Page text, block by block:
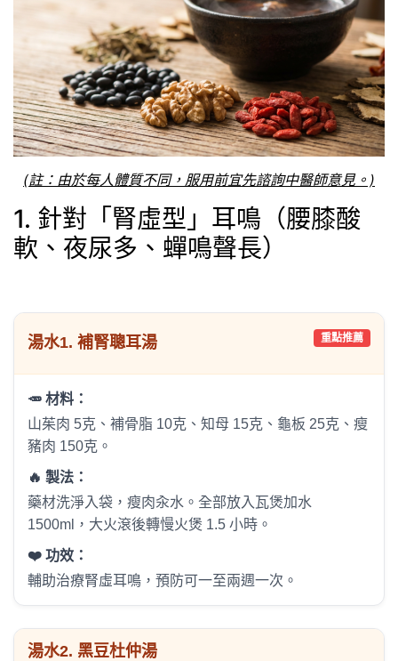
(註：由於每人體質不同，服用前宜先諮詢中醫師意見。)
1. 針對「腎虛型」耳鳴（腰膝酸
軟、夜尿多、蟬鳴聲長）
湯水1. 補腎聰耳湯 重點推薦
🥕 材料：
山茱肉 5克、補骨脂 10克、知母 15克、龜板 25克、瘦
豬肉 150克。
🔥 製法：
藥材洗淨入袋，瘦肉汆水。全部放入瓦煲加水
1500ml，大火滾後轉慢火煲 1.5 小時。
❤️ 功效：
輔助治療腎虛耳鳴，預防可一至兩週一次。
湯水2. 黑豆杜仲湯